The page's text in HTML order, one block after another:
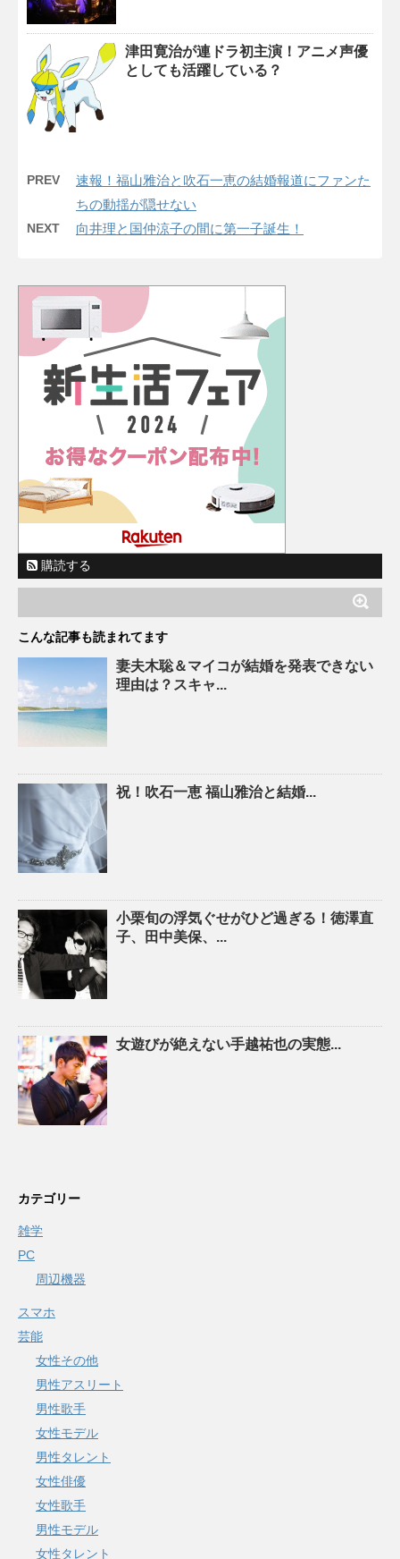
津田寛治が連ドラ初主演！アニメ声優
としても活躍している？
PREV
速報！福山雅治と吹石一恵の結婚報道にファンた
ちの動揺が隠せない
NEXT 向井理と国仲涼子の間に第一子誕生！
購読する
こんな記事も読まれてます
妻夫木聡＆マイコが結婚を発表できない
理由は？スキャ...
祝！吹石一恵 福山雅治と結婚...
小栗旬の浮気ぐせがひど過ぎる！徳澤直
子、田中美保、...
女遊びが絶えない手越祐也の実態...
カテゴリー
雑学
PC
周辺機器
スマホ
芸能
女性その他
男性アスリート
男性歌手
女性モデル
男性タレント
女性俳優
女性歌手
男性モデル
女性タレント